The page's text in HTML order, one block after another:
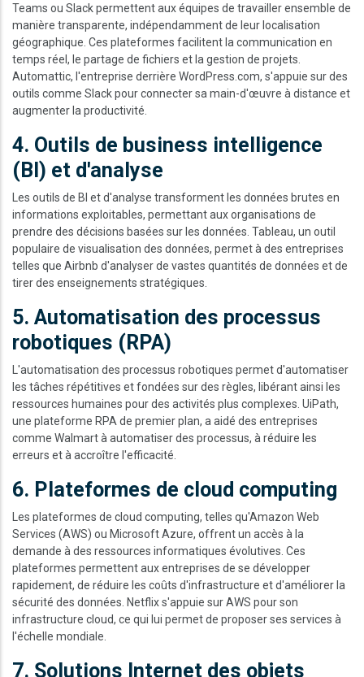
Teams ou Slack permettent aux équipes de travailler ensemble de
manière transparente, indépendamment de leur localisation
géographique. Ces plateformes facilitent la communication en
temps réel, le partage de fichiers et la gestion de projets.
Automattic, l'entreprise derrière WordPress.com, s'appuie sur des
outils comme Slack pour connecter sa main-d'œuvre à distance et
augmenter la productivité.
4. Outils de business intelligence
(BI) et d'analyse
Les outils de BI et d'analyse transforment les données brutes en
informations exploitables, permettant aux organisations de
prendre des décisions basées sur les données. Tableau, un outil
populaire de visualisation des données, permet à des entreprises
telles que Airbnb d'analyser de vastes quantités de données et de
tirer des enseignements stratégiques.
5. Automatisation des processus
robotiques (RPA)
L'automatisation des processus robotiques permet d'automatiser
les tâches répétitives et fondées sur des règles, libérant ainsi les
ressources humaines pour des activités plus complexes. UiPath,
une plateforme RPA de premier plan, a aidé des entreprises
comme Walmart à automatiser des processus, à réduire les
erreurs et à accroître l'efficacité.
6. Plateformes de cloud computing
Les plateformes de cloud computing, telles qu'Amazon Web
Services (AWS) ou Microsoft Azure, offrent un accès à la
demande à des ressources informatiques évolutives. Ces
plateformes permettent aux entreprises de se développer
rapidement, de réduire les coûts d'infrastructure et d'améliorer la
sécurité des données. Netflix s'appuie sur AWS pour son
infrastructure cloud, ce qui lui permet de proposer ses services à
l'échelle mondiale.
7. Solutions Internet des objets